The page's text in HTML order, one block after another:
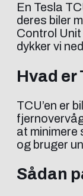
En Tesla
deres biler
Control
dykker vi
Hvad
TCU’en er
at minimere
og bruger
Sådan